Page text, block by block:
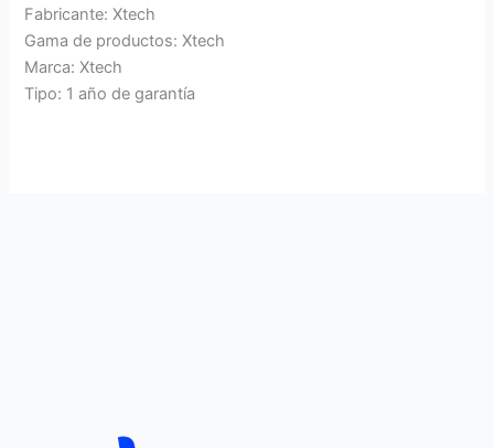
Fabricante: Xtech
Gama de productos: Xtech
Marca: Xtech
Tipo: 1 año de garantía